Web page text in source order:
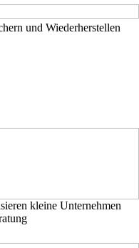
und Wiederherstellen
kleine Unternehmen